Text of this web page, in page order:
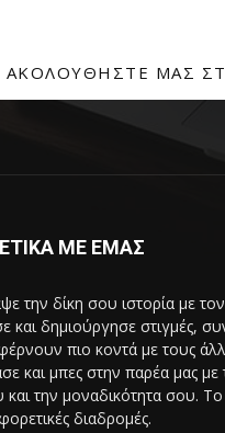
ΑΚΟΛΟΥΘΉΣΤΕ ΜΑΣ
ΜΕ ΕΜΑΣ
την δίκη σου ιστορία με
και δημιούργησε στιγμές,
πιο κοντά με τους
και μπες στην παρέα μας με
και την μοναδικότητα σου.
διαδρομές.